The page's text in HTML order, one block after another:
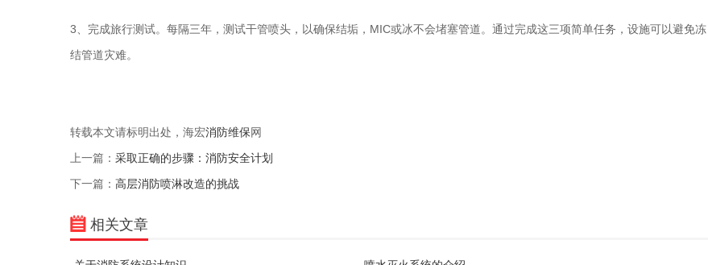
3、完成旅行测试。每隔三年，测试干管喷头，以确保结垢，MIC或冰不会堵塞管道。通过完成这三项简单任务，设施可以避免冻
结管道灾难。
转载本文请标明出处，海宏消防维保网
上一篇： 采取正确的步骤：消防安全计划
下一篇： 高层消防喷淋改造的挑战
相关文章